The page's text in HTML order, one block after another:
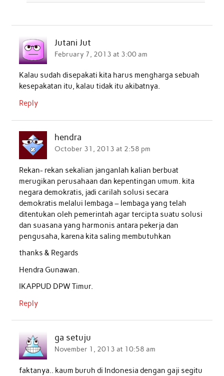
Jutani Jut
February 7, 2013 at 3:00 am
Kalau sudah disepakati kita harus mengharga sebuah
kesepakatan itu, kalau tidak itu akibatnya.
Reply
hendra
October 31, 2013 at 2:58 pm
Rekan- rekan sekalian janganlah kalian berbuat
merugikan perusahaan dan kepentingan umum. kita
negara demokratis, jadi carilah solusi secara
demokratis melalui lembaga – lembaga yang telah
ditentukan oleh pemerintah agar tercipta suatu solusi
dan suasana yang harmonis antara pekerja dan
pengusaha, karena kita saling membutuhkan
thanks & Regards
Hendra Gunawan.
IKAPPUD DPW Timur.
Reply
ga setuju
November 1, 2013 at 10:58 am
faktanya.. kaum buruh di Indonesia dengan gaji segitu